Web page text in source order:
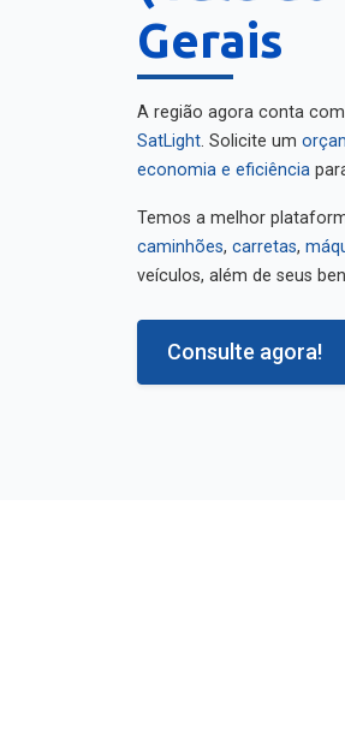
Gerais
A região agora conta
SatLight
. Solicite um
economia e eficiência
Temos a melhor
caminhões
veículos, além de seus
Consulte agora!